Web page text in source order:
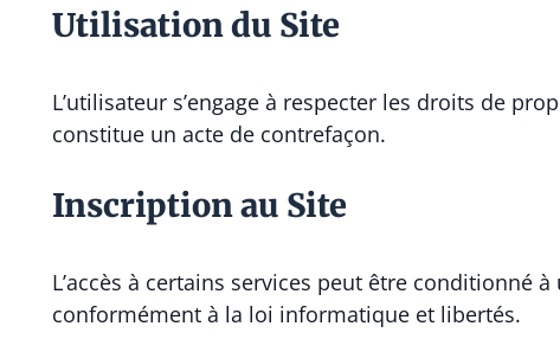
Utilisation du Site
L’utilisateur s’engage à respecter les droits de
constitue un acte de contrefaçon.
Inscription au Site
L’accès à certains services peut être
conformément à la loi informatique et libertés.